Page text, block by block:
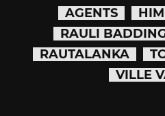
AGENTS HIM
RAULI
RAUTALANKA
VILLE